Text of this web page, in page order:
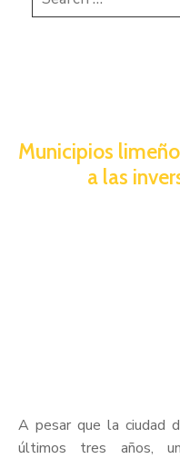
Municipios
a las
A pesar que la ciudad
últimos tres años,